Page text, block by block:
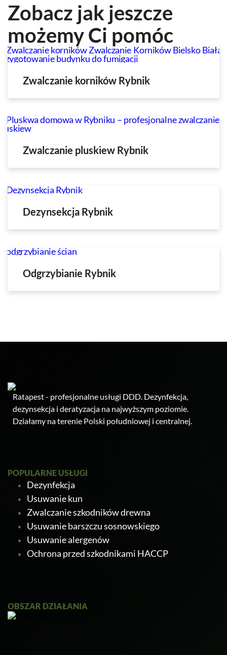
Zobacz jak jeszcze
możemy Ci pomóc
Zwalczanie korników Rybnik
Zwalczanie pluskiew Rybnik
Dezynsekcja Rybnik
Odgrzybianie Rybnik
Ratapest - profesjonalne usługi DDD. Dezynfekcja,
dezynsekcja i deratyzacja na najwyższym poziomie.
Działamy na terenie Polski południowej i centralnej.
OBSZAR DZIAŁANIA
POPULARNE USŁUGI
Dezynfekcja
Usuwanie kun
Zwalczanie szkodników drewna
Usuwanie barszczu sosnowskiego
Usuwanie alergenów
Ochrona przed szkodnikami HACCP